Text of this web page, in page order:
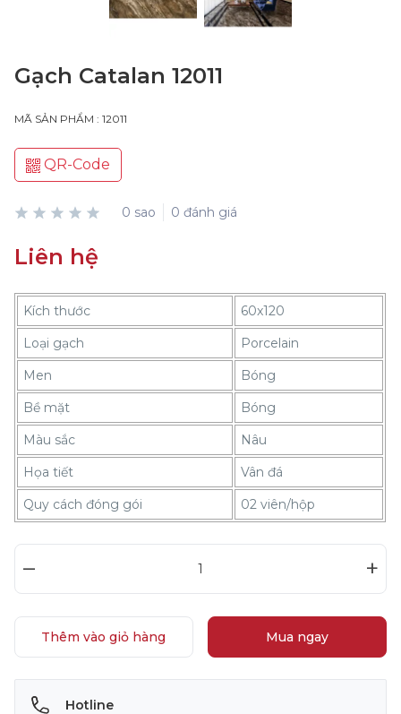
Gạch Catalan 12011
MÃ SẢN PHẨM : 12011
QR-Code
0 sao 0 đánh giá
Liên hệ
Kích thước
60x120
Loại gạch
Porcelain
Men
Bóng
Bề mặt
Bóng
Màu sắc
Nâu
Họa tiết
Vân đá
Quy cách đóng gói
02 viên/hộp
– +
Thêm vào giỏ hàng Mua ngay
Hotline